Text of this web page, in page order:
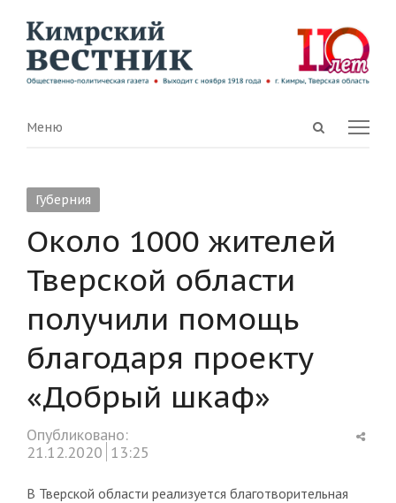
Open
Menu
Меню
Губерния
Около 1000 жителей
Тверской области
получили помощь
благодаря проекту
«Добрый шкаф»
Опубликовано:
21.12.2020 13:25
В Тверской области реализуется благотворительная